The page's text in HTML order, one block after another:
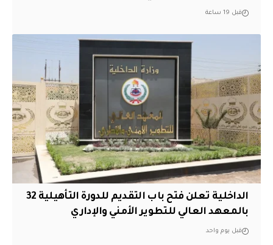
قبل 19 ساعة
الداخلية تعلن فتح باب التقديم للدورة التأهيلية 32
بالمعهد العالي للتطوير الأمني والإداري
قبل يوم واحد